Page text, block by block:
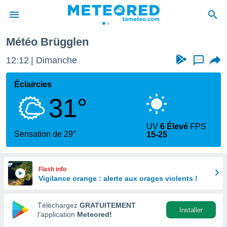
de
Météo Brügglen
12:12 Dimanche ...
Éclaircies
31°
Sensation de 29°
UV6 Élevé FPS
15-25
Flash info
Vigilance orange : alerte aux orages violents !
Téléchargez GRATUITEMENT
l’application Meteored!
Installer